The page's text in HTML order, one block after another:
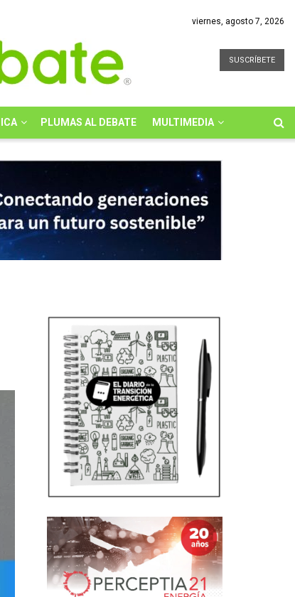
viernes, agosto 7, 2026
SUSCRÍBETE
PLUMAS AL DEBATE MULTIMEDIA